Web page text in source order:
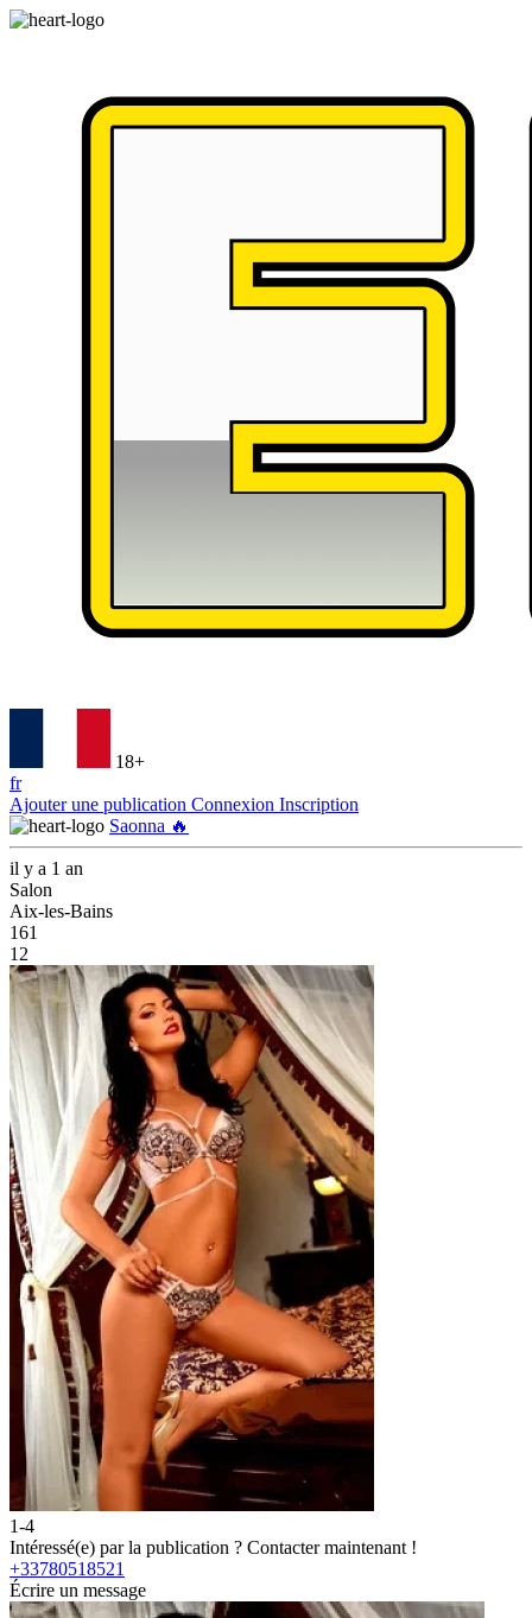
18+
fr
Ajouter une publication Connexion Inscription
Saonna 🔥
il y a 1 an
Salon
Aix-les-Bains
161
12
1-4
Intéressé(e) par la publication ? Contacter maintenant !
+33780518521
Écrire un message